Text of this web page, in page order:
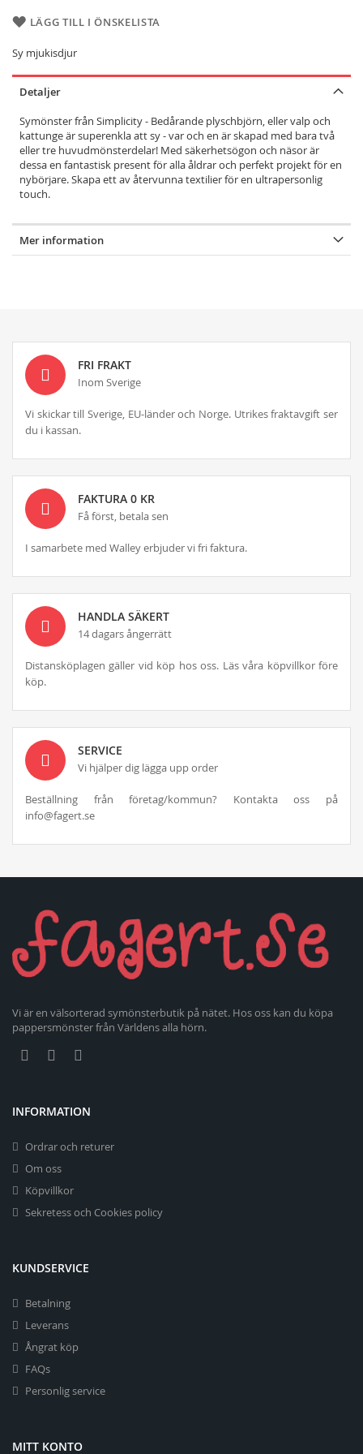
LÄGG TILL I ÖNSKELISTA
Sy mjukisdjur
Detaljer
Symönster från Simplicity - Bedårande plyschbjörn, eller valp och
kattunge är superenkla att sy - var och en är skapad med bara två
eller tre huvudmönsterdelar! Med säkerhetsögon och näsor är
dessa en fantastisk present för alla åldrar och perfekt projekt för en
nybörjare. Skapa ett av återvunna textilier för en ultrapersonlig
touch.
Mer information
FRI FRAKT
Inom Sverige
Vi skickar till Sverige, EU-länder och Norge. Utrikes fraktavgift ser
du i kassan.
FAKTURA 0 KR
Få först, betala sen
I samarbete med Walley erbjuder vi fri faktura.
HANDLA SÄKERT
14 dagars ångerrätt
Distansköplagen gäller vid köp hos oss. Läs våra köpvillkor före
köp.
SERVICE
Vi hjälper dig lägga upp order
Beställning från företag/kommun? Kontakta oss på
info@fagert.se
Vi är en välsorterad symönsterbutik på nätet. Hos oss kan du köpa
pappersmönster från Världens alla hörn.
INFORMATION
Ordrar och returer
Om oss
Köpvillkor
Sekretess och Cookies policy
KUNDSERVICE
Betalning
Leverans
Ångrat köp
FAQs
Personlig service
MITT KONTO